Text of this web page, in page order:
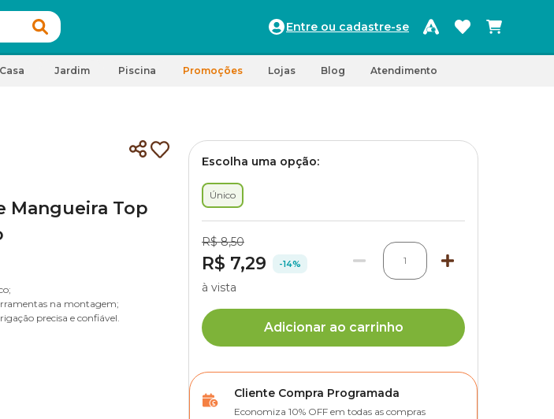
Entre ou cadastre-se
Casa Jardim Piscina Promoções Lojas Blog Atendimento
Mangueira Top
na montagem;
precisa e confiável.
Escolha uma opção:
Único
R$ 8,50
R$ 7,29 -14% 1
à vista
Adicionar ao carrinho
Cliente Compra Programada
Economiza 10% OFF em todas as compras